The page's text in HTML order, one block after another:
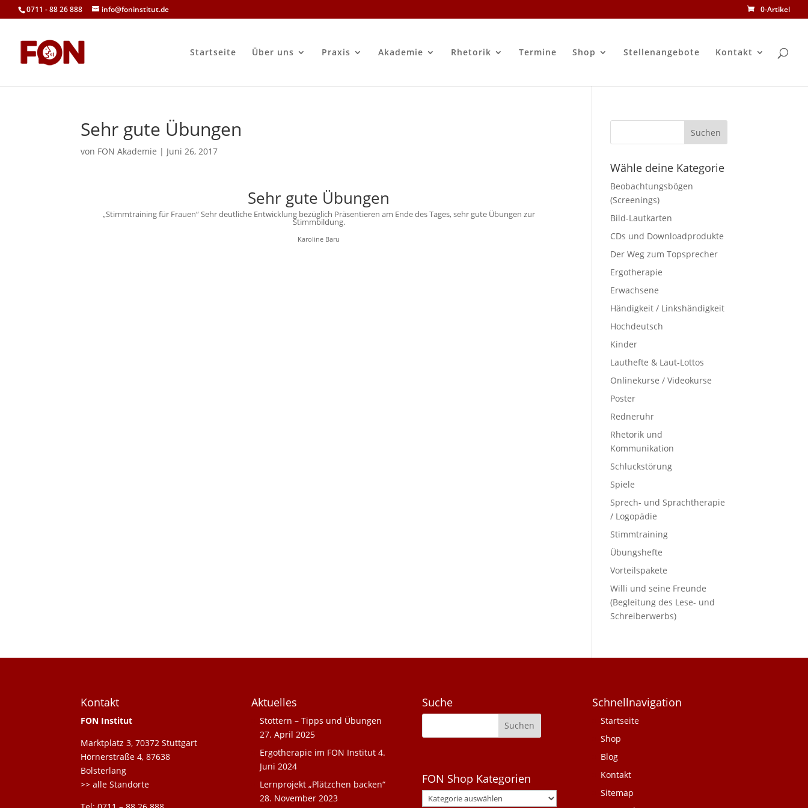
0711 - 88 26 888 info@foninstitut.de 0-Artikel
Startseite Über uns Praxis Akademie Rhetorik Termine Shop Stellenangebote Kontakt
Sehr gute Übungen
von FON Akademie | Juni 26, 2017
Sehr gute Übungen
„Stimmtraining für Frauen“ Sehr deutliche Entwicklung bezüglich Präsentieren am Ende des Tages, sehr gute Übungen zur
Stimmbildung.
Karoline Baru
Wähle deine Kategorie
Beobachtungsbögen
(Screenings)
Bild-Lautkarten
CDs und Downloadprodukte
Der Weg zum Topsprecher
Ergotherapie
Erwachsene
Händigkeit / Linkshändigkeit
Hochdeutsch
Kinder
Lauthefte & Laut-Lottos
Onlinekurse / Videokurse
Poster
Redneruhr
Rhetorik und
Kommunikation
Schluckstörung
Spiele
Sprech- und Sprachtherapie
/ Logopädie
Stimmtraining
Übungshefte
Vorteilspakete
Willi und seine Freunde
(Begleitung des Lese- und
Schreiberwerbs)
Kontakt
FON Institut
Marktplatz 3, 70372 Stuttgart
Hörnerstraße 4, 87638
Bolsterlang
>> alle Standorte
Aktuelles
Stottern – Tipps und Übungen
27. April 2025
Ergotherapie im FON Institut 4.
Juni 2024
Lernprojekt „Plätzchen backen“
28. November 2023
Suche
FON Shop Kategorien
Schnellnavigation
Startseite
Shop
Blog
Kontakt
Sitemap